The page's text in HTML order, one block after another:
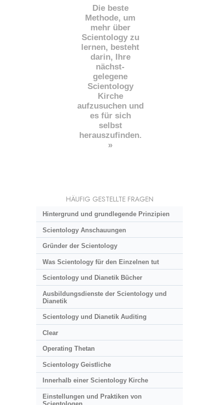
Die beste
Methode, um
mehr über
Scientology zu
lernen, besteht
darin, Ihre
nächst-
gelegene
Scientology
Kirche
aufzusuchen und
es für sich
selbst
herauszufinden.
»
HÄUFIG GESTELLTE FRAGEN
Hintergrund und grundlegende Prinzipien
Scientology Anschauungen
Gründer der Scientology
Was Scientology für den Einzelnen tut
Scientology und Dianetik Bücher
Ausbildungsdienste der Scientology und
Dianetik
Scientology und Dianetik Auditing
Clear
Operating Thetan
Scientology Geistliche
Innerhalb einer Scientology Kirche
Einstellungen und Praktiken von